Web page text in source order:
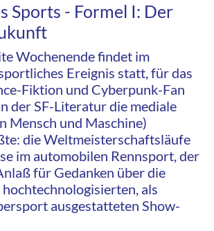
Sports - Formel I: Der
Wochenende findet im
Ereignis statt, für das
Fiktion und Cyberpunk-Fan
der SF-Literatur die mediale
Mensch und Maschine)
die Weltmeisterschaftsläufe
im automobilen Rennsport, der
für Gedanken über die
als
ausgestatteten Show-